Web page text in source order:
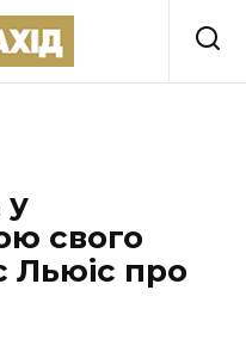
у
свого
Льюіс про